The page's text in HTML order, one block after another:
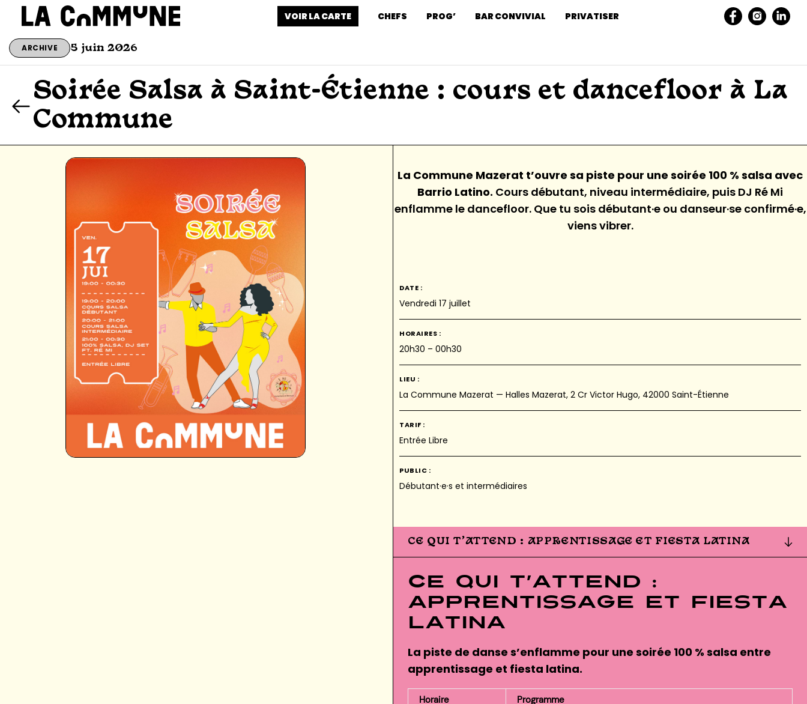
VOIR LA CARTE CHEFS PROG’ BAR CONVIVIAL PRIVATISER
ARCHIVE 5 juin 2026
Soirée Salsa à Saint-Étienne : cours et dancefloor à La
Commune
La Commune Mazerat t’ouvre sa piste pour une soirée 100 % salsa avec
Barrio Latino. Cours débutant, niveau intermédiaire, puis DJ Ré Mi
enflamme le dancefloor. Que tu sois débutant·e ou danseur·se confirmé·e,
viens vibrer.
DATE :
Vendredi 17 juillet
HORAIRES :
20h30 – 00h30
LIEU :
La Commune Mazerat — Halles Mazerat, 2 Cr Victor Hugo, 42000 Saint-Étienne
TARIF :
Entrée Libre
PUBLIC :
Débutant·e·s et intermédiaires
CE QUI T’ATTEND : APPRENTISSAGE ET FIESTA LATINA
Ce qui t’attend :
apprentissage et fiesta
latina
La piste de danse s’enflamme pour une soirée 100 % salsa entre
apprentissage et fiesta latina.
Horaire
Programme